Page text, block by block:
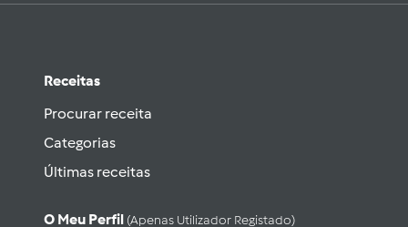
Receitas
Procurar receita
Categorias
Últimas receitas
O Meu Perfil (apenas Utilizador Registado)